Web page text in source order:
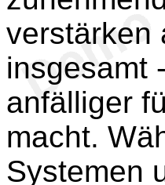
verstärken
insgesamt
anfälliger
macht.
Systemen